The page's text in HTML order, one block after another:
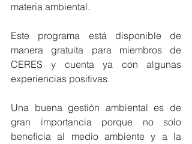
materia ambiental.
Este programa está disponible de
manera gratuita para miembros de
CERES y cuenta ya con algunas
experiencias positivas.
Una buena gestión ambiental es de
gran importancia porque no solo
beneficia al medio ambiente y a la